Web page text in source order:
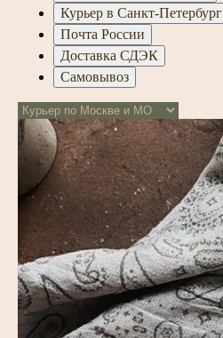
Курьер в Санкт-Петербург
Почта России
Доставка СДЭК
Самовывоз